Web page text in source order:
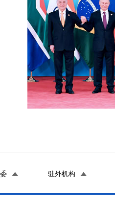
驻外机构